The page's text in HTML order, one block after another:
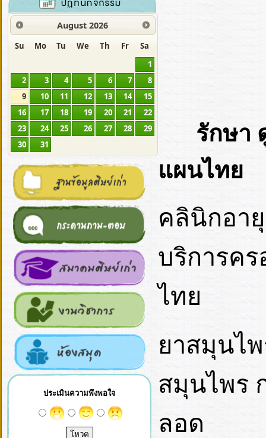
August 2026
Su Mo Tu We Th Fr
Sa
1
2
3 4 5 6 7
8
9
10 11 12 13 14
15
16
17 18 19 20 21
22
23
24 25 26 27 28
29
30
31
ประเมินความพึงพอใจ
รักษา
แผนไทย
คลินิกอา
บริการค
ไทย
ยาสมุนไ
สมุนไพร
ลอด